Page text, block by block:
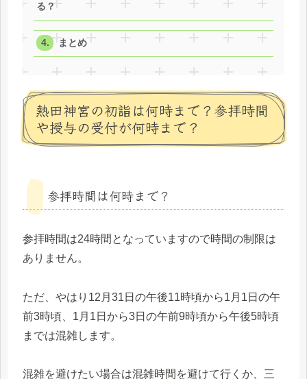
る？
まとめ
熱田神宮の初詣は何時まで？参拝時間
や授与の受付が何時まで？
参拝時間は何時まで？
参拝時間は24時間となっていますので時間の制限は
ありません。
ただ、やはり12月31日の午後11時頃から1月1日の午
前3時頃、1月1日から3日の午前9時頃から午後5時頃
までは混雑します。
混雑を避けたい場合は混雑時間を避けて行くか、三